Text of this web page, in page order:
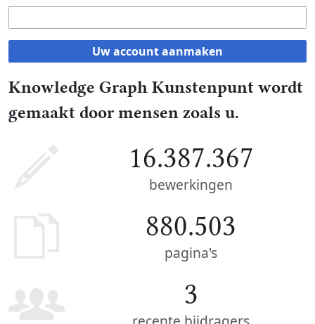
Uw account aanmaken
Knowledge Graph Kunstenpunt wordt
gemaakt door mensen zoals u.
16.387.367
bewerkingen
880.503
pagina's
3